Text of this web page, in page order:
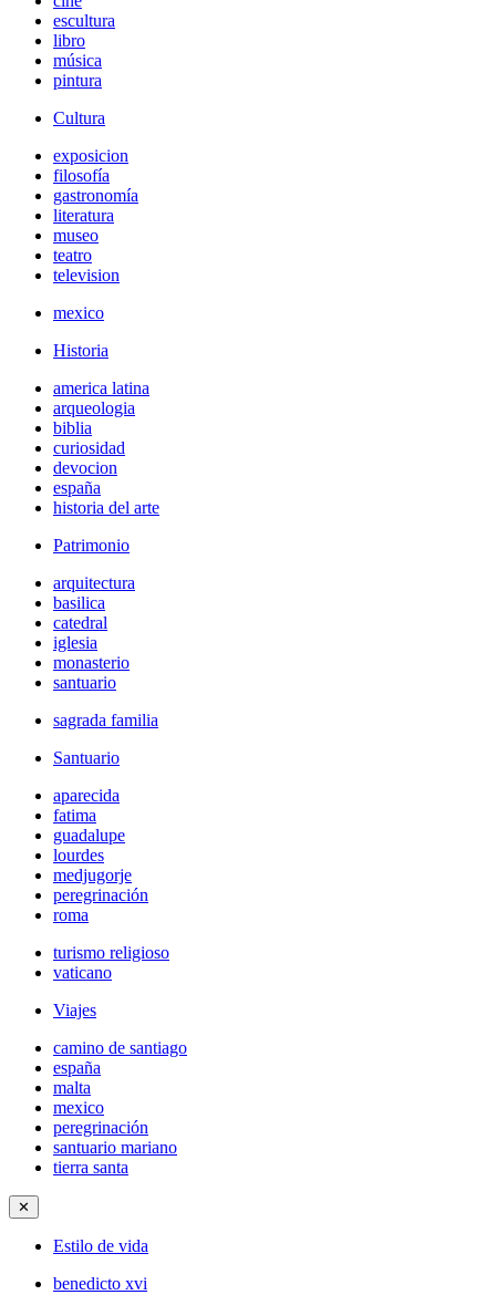
escultura
libro
música
pintura
Cultura
exposicion
filosofía
gastronomía
literatura
museo
teatro
television
mexico
Historia
america latina
arqueologia
biblia
curiosidad
devocion
españa
historia del arte
Patrimonio
arquitectura
basilica
catedral
iglesia
monasterio
santuario
sagrada familia
Santuario
aparecida
fatima
guadalupe
lourdes
medjugorje
peregrinación
roma
turismo religioso
vaticano
Viajes
camino de santiago
españa
malta
mexico
peregrinación
santuario mariano
tierra santa
✕
Estilo de vida
benedicto xvi